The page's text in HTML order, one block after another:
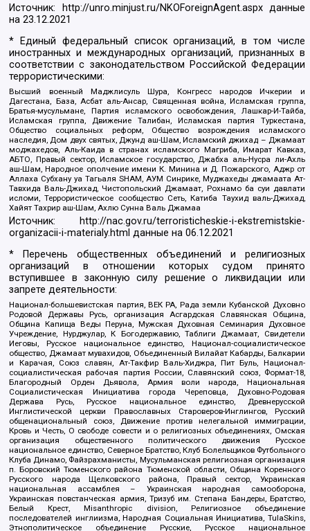
Источник: http://unro.minjust.ru/NKOForeignAgent.aspxданные
на23.12.2021
* Единый федеральный список организаций, в том числе
иностранных и международных организаций, признанных в
соответствии с законодательством Российской Федерации
террористическими:
Высший военный Маджлисуль Шура, Конгресс народов Ичкерии и
Дагестана, База, Асбат аль-Ансар, Священная война, Исламская группа,
Братья-мусульмане, Партия исламского освобождения, Лашкар-И-Тайба,
Исламская группа, Движение Талибан, Исламская партия Туркестана,
Общество социальных реформ, Общество возрождения исламского
наследия, Дом двух святых, Джунд аш-Шам, Исламский джихад – Джамаат
моджахедов, Аль-Каида в странах исламского Магриба, Имарат Кавказ,
АБТО, Правый сектор, Исламское государство, Джабха аль-Нусра ли-Ахль
аш-Шам, Народное ополчение имени К. Минина и Д. Пожарского, Аджр от
Аллаха Субхану уа Тагьаля SHAM, АУМ Синрике, Муджахеды джамаата Ат-
Тавхида Валь-Джихад, Чистопольский Джамаат, Рохнамо ба суи давлати
исломи, Террористическое сообщество Сеть, Катиба Таухид валь-Джихад,
Хайят Тахрир аш-Шам, Ахлю Сунна Валь Джамаа
Источник:
http://nac.gov.ru/terroristicheskie-i-ekstremistskie-
organizacii-i-materialy.html данные на06.12.2021
* Перечень общественных объединений и религиозных
организаций в отношении которых судом принято
вступившее в законную силу решение о ликвидации или
запрете деятельности:
Национал-большевистская партия, ВЕК РА, Рада земли Кубанской Духовно
Родовой Державы Русь, организация Асгардская Славянская Община,
Община Капища Веды Перуна, Мужская Духовная Семинария Духовное
Учреждение, Нурджулар, К Богодержавию, Таблиги Джамаат, Свидетели
Иеговы, Русское национальное единство, Национал-социалистическое
общество, Джамаат мувахидов, Объединенный Вилайат Кабарды, Балкарии
и Карачая, Союз славян, Ат-Такфир Валь-Хиджра, Пит Буль, Национал-
социалистическая рабочая партия России, Славянский союз, Формат-18,
Благородный Орден Дьявола, Армия воли народа, Национальная
Социалистическая Инициатива города Череповца, Духовно-Родовая
Держава Русь, Русское национальное единство, Древнерусской
Инглистической церкви Православных Староверов-Инглингов, Русский
общенациональный союз, Движение против нелегальной иммиграции,
Кровь и Честь, О свободе совести и о религиозных объединениях, Омская
организация общественного политического движения Русское
национальное единство, Северное Братство, Клуб Болельщиков Футбольного
Клуба Динамо, Файзрахманисты, Мусульманская религиозная организация
п. Боровский Тюменского района Тюменской области, Община Коренного
Русского народа Щелковского района, Правый сектор, Украинская
национальная ассамблея – Украинская народная самооборона,
Украинская повстанческая армия, Тризуб им. Степана Бандеры, Братство,
Белый Крест, Misanthropic division, Религиозное объединение
последователей инглиизма, Народная Социальная Инициатива, TulaSkins,
Этнополитическое объединение Русские, Русское национальное